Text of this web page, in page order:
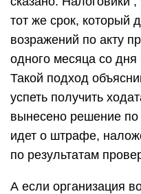
тот же срок, который
возражений по акту
одного месяца со дня
Такой подход
успеть получить
вынесено решение по
идет о штрафе,
по результатам
А если организация